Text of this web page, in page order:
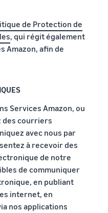
de Protection de
, qui régit également
Amazon, afin de
Services Amazon, ou
des courriers
avec nous par
à recevoir des
de notre
de communiquer
en publiant
internet, en
nos applications